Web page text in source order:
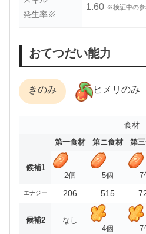
発生率※
1.60 ※検証中の参
おてつだい能力
きのみ ヒメリのみ
食材
第一食材
第ニ食材 第
候補1
2個
5個 7
エナジー 206 515
候補2
なし
4個
7